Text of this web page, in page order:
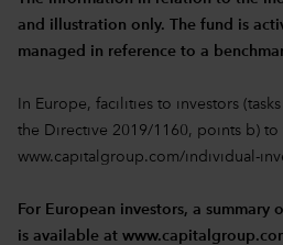
and illustration only. The fund is
managed in reference to a
In Europe, facilities to investors
the Directive 2019/1160, points b) to
www.capitalgroup.com/individual-
For European investors, a summary
is available at